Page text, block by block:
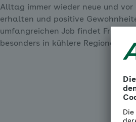
Alltag immer wieder neue und
erhalten und positive
umfangreichen Job findet Frau
besonders in kühlere Regionen